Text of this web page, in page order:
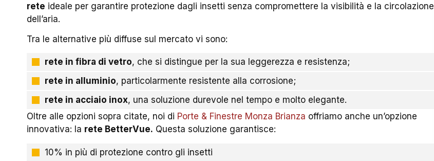
rete ideale per garantire protezione dagli insetti senza compromettere la visibilità e la circolazione
dell’aria.
Tra le alternative più diffuse sul mercato vi sono:
rete in fibra di vetro, che si distingue per la sua leggerezza e resistenza;
rete in alluminio, particolarmente resistente alla corrosione;
rete in acciaio inox, una soluzione durevole nel tempo e molto elegante.
Oltre alle opzioni sopra citate, noi di Porte & Finestre Monza Brianza offriamo anche un’opzione
innovativa: la rete BetterVue. Questa soluzione garantisce:
10% in più di protezione contro gli insetti